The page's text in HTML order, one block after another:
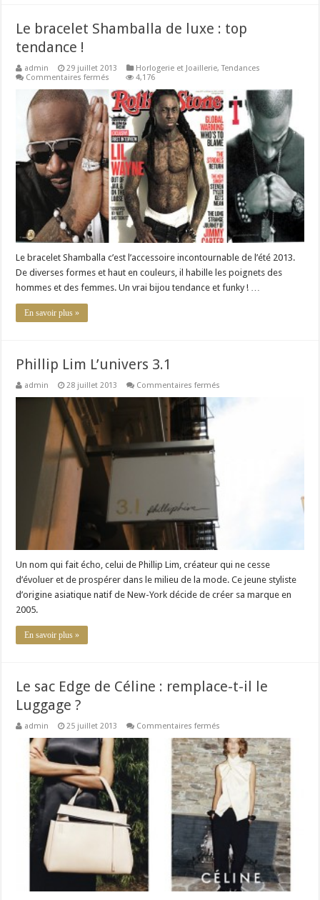
Le bracelet Shamballa de luxe : top
tendance !
admin 29 juillet 2013 Horlogerie et Joaillerie,Tendances
Commentaires fermés
bracelet
Shamballa
de
luxe
:
top
tendance
!
4,176
Le bracelet Shamballa c’est l’accessoire incontournable de l’été 2013.
De diverses formes et haut en couleurs, il habille les poignets des
hommes et des femmes. Un vrai bijou tendance et funky ! …
En savoir plus »
Phillip Lim L’univers 3.1
admin 28 juillet 2013 Commentaires fermés
Un nom qui fait écho, celui de Phillip Lim, créateur qui ne cesse
d’évoluer et de prospérer dans le milieu de la mode. Ce jeune styliste
d’origine asiatique natif de New-York décide de créer sa marque en
2005.
En savoir plus »
Le sac Edge de Céline : remplace-t-il le
Luggage ?
admin 25 juillet 2013 Commentaires fermés
sac
Edge
de
Céline
:
remplace-
t-
il
le
Luggage